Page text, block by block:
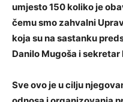
umjesto 150 koliko je
čemu smo zahvalni
koja su na sastanku
Danilo Mugoša i sekretar
Sve ovo je u cilju